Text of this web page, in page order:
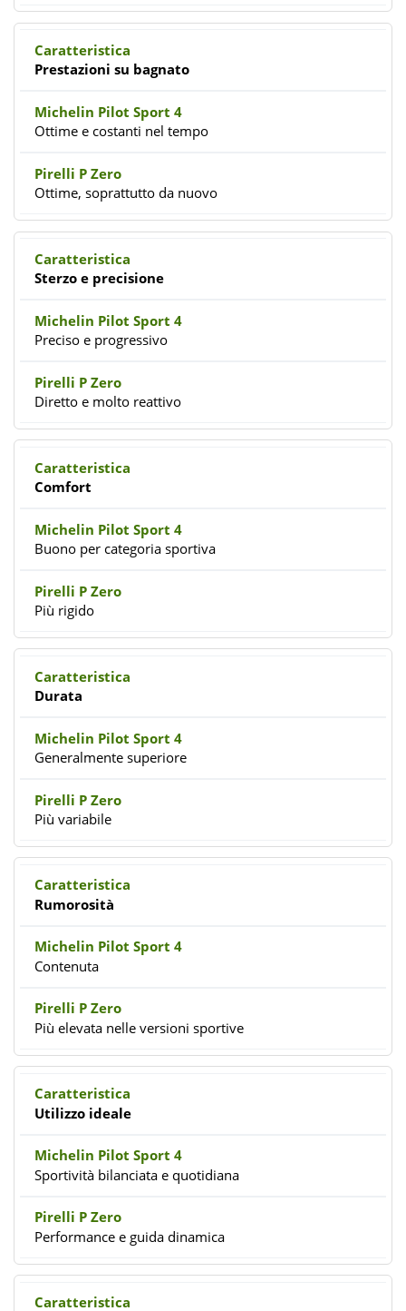
Prestazioni su bagnato
Ottime e costanti nel tempo
Ottime, soprattutto da nuovo
Sterzo e precisione
Preciso e progressivo
Diretto e molto reattivo
Comfort
Buono per categoria sportiva
Più rigido
Durata
Generalmente superiore
Più variabile
Rumorosità
Contenuta
Più elevata nelle versioni sportive
Utilizzo ideale
Sportività bilanciata e quotidiana
Performance e guida dinamica